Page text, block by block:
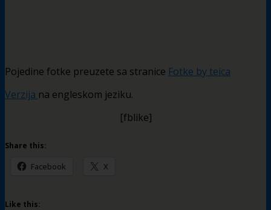
Pojedine fotke preuzete sa stranice Fotke by teica
Verzija na engleskom jeziku.
[fblike]
Share this:
Facebook X
Like this: